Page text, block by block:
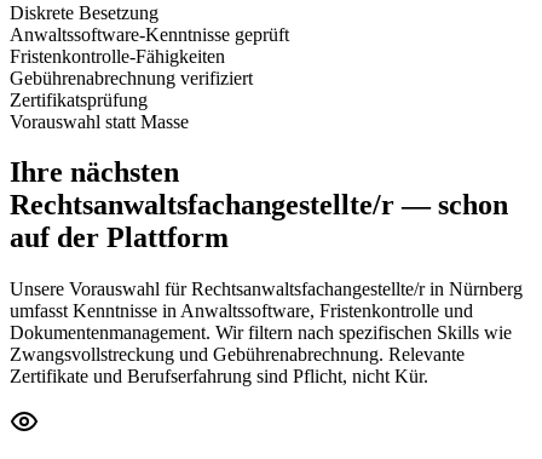
Diskrete Besetzung
Anwaltssoftware-Kenntnisse geprüft
Fristenkontrolle-Fähigkeiten
Gebührenabrechnung verifiziert
Zertifikatsprüfung
Vorauswahl statt Masse
Ihre nächsten
Rechtsanwaltsfachangestellte/r— schon
auf der Plattform
Unsere Vorauswahl für Rechtsanwaltsfachangestellte/r in Nürnberg
umfasst Kenntnisse in Anwaltssoftware, Fristenkontrolle und
Dokumentenmanagement. Wir filtern nach spezifischen Skills wie
Zwangsvollstreckung und Gebührenabrechnung. Relevante
Zertifikate und Berufserfahrung sind Pflicht, nicht Kür.